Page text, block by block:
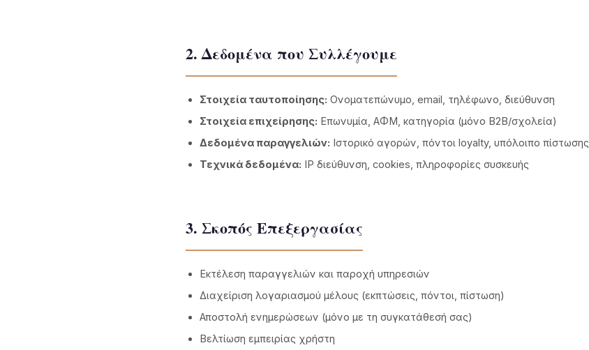
2. Δεδομένα που Συλλέγουμε
Στοιχεία ταυτοποίησης: Ονοματεπώνυμο, email, τηλέφωνο, διεύθυνση
Στοιχεία επιχείρησης: Επωνυμία, ΑΦΜ, κατηγορία (μόνο B2B/σχολεία)
Δεδομένα παραγγελιών: Ιστορικό αγορών, πόντοι loyalty, υπόλοιπο πίστωσης
Τεχνικά δεδομένα: IP διεύθυνση, cookies, πληροφορίες συσκευής
3. Σκοπός Επεξεργασίας
Εκτέλεση παραγγελιών και παροχή υπηρεσιών
Διαχείριση λογαριασμού μέλους (εκπτώσεις, πόντοι, πίστωση)
Αποστολή ενημερώσεων (μόνο με τη συγκατάθεσή σας)
Βελτίωση εμπειρίας χρήστη